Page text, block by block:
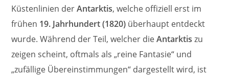
Küstenlinien derAntarktis, welche offiziell erst im
frühen 19. Jahrhundert (1820) überhaupt entdeckt
wurde. Während der Teil, welcher dieAntarktis zu
zeigen scheint, oftmals als „reine Fantasie“ und
„zufällige Übereinstimmungen“ dargestellt wird, ist